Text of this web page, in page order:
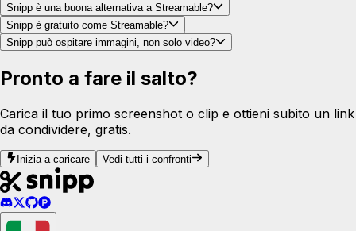
Snipp è una buona alternativa a Streamable?
Snipp è gratuito come Streamable?
Snipp può ospitare immagini, non solo video?
Pronto a fare il salto?
Carica il tuo primo screenshot o clip e ottieni subito un link
da condividere, gratis.
Inizia a caricare Vedi tutti i confronti